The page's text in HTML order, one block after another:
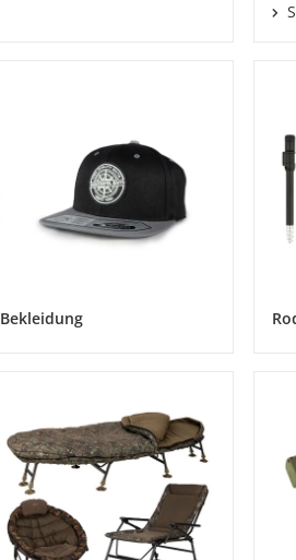
Bekleidung